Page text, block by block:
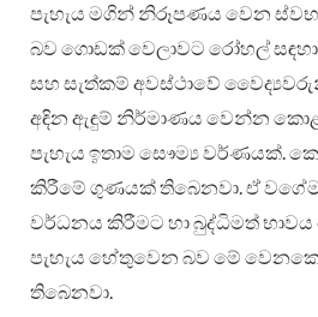
පැහැය මගින් නිරූපණය වෙන
බව ගොඩක් වෙලාවට රෝහල් සඳහා
සහ සැත්කම් අවස්ථාවේ
අඳින ඇඳුම් නිර්මාණය වෙන්න
පැහැය ඉතාම සෞම්‍ය වර්ණයක්.
කිරීමේ ගුණයක් තිබෙනවා. ඒ
වර්ධනය කිරීමට හා බුද්ධිමත්
පැහැය හේතුවෙන බව මේ
තිබෙනවා.